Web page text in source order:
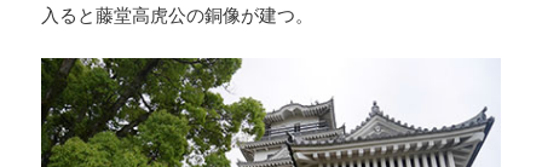
入ると藤堂高虎公の銅像が建つ。